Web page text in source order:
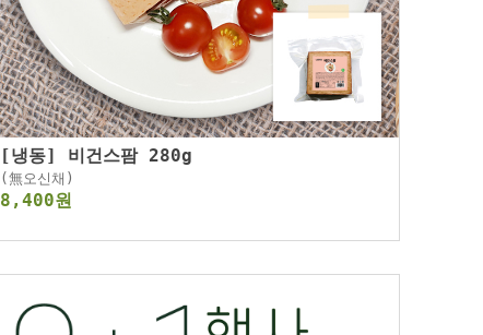
[냉동] 비건스팜 280g
(無오신채)
8,400원